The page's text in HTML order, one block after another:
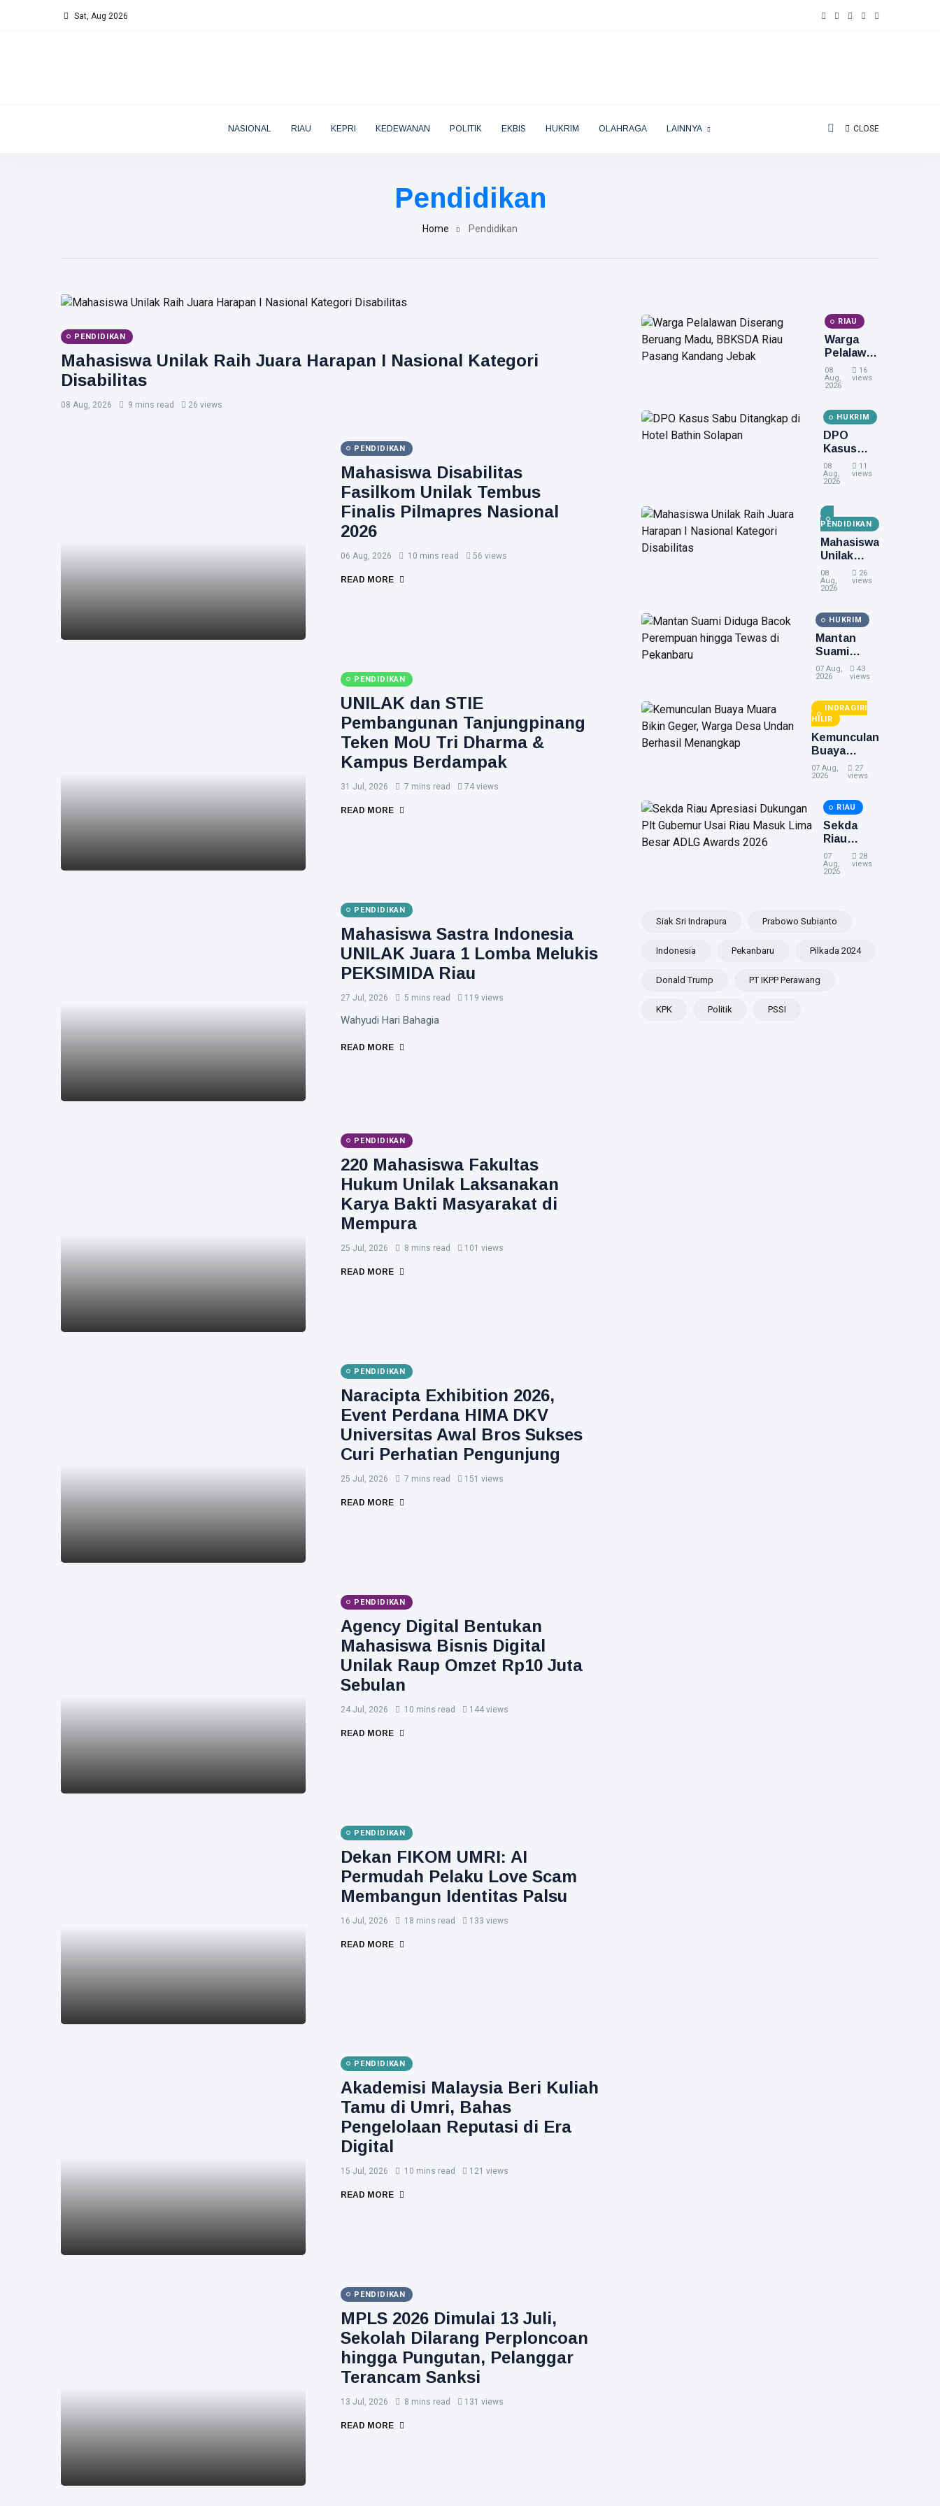
Sat, Aug 2026
NASIONAL RIAU KEPRI KEDEWANAN POLITIK EKBIS HUKRIM OLAHRAGA LAINNYA CLOSE
Pendidikan
Home Pendidikan
PENDIDIKAN
Mahasiswa Unilak Raih Juara Harapan I Nasional Kategori
Disabilitas
08 Aug, 2026 9 mins read 26 views
PENDIDIKAN
Mahasiswa Disabilitas
Fasilkom Unilak Tembus
Finalis Pilmapres Nasional
2026
06 Aug, 2026 10 mins read 56 views
READ MORE
PENDIDIKAN
UNILAK dan STIE
Pembangunan Tanjungpinang
Teken MoU Tri Dharma &
Kampus Berdampak
31 Jul, 2026 7 mins read 74 views
READ MORE
PENDIDIKAN
Mahasiswa Sastra Indonesia
UNILAK Juara 1 Lomba Melukis
PEKSIMIDA Riau
27 Jul, 2026 5 mins read 119 views
Wahyudi Hari Bahagia
READ MORE
PENDIDIKAN
220 Mahasiswa Fakultas
Hukum Unilak Laksanakan
Karya Bakti Masyarakat di
Mempura
25 Jul, 2026 8 mins read 101 views
READ MORE
PENDIDIKAN
Naracipta Exhibition 2026,
Event Perdana HIMA DKV
Universitas Awal Bros Sukses
Curi Perhatian Pengunjung
25 Jul, 2026 7 mins read 151 views
READ MORE
PENDIDIKAN
Agency Digital Bentukan
Mahasiswa Bisnis Digital
Unilak Raup Omzet Rp10 Juta
Sebulan
24 Jul, 2026 10 mins read 144 views
READ MORE
PENDIDIKAN
Dekan FIKOM UMRI: AI
Permudah Pelaku Love Scam
Membangun Identitas Palsu
16 Jul, 2026 18 mins read 133 views
READ MORE
PENDIDIKAN
Akademisi Malaysia Beri Kuliah
Tamu di Umri, Bahas
Pengelolaan Reputasi di Era
Digital
15 Jul, 2026 10 mins read 121 views
READ MORE
PENDIDIKAN
MPLS 2026 Dimulai 13 Juli,
Sekolah Dilarang Perploncoan
hingga Pungutan, Pelanggar
Terancam Sanksi
13 Jul, 2026 8 mins read 131 views
READ MORE
RIAU
Warga
Pelalawan
Diserang
Beruang
Riau
Pasang
Kandang
08
Aug,
2026
16
views
HUKRIM
DPO
Kasus
Sabu
Ditangkap
Solapan
08
Aug,
2026
11
views
PENDIDIKAN
Mahasiswa
Unilak
Raih Juara
Harapan I
Disabilitas
08
Aug,
2026
26
views
HUKRIM
Mantan
Suami
Diduga
Bacok
hingga
Tewas di
Pekanbaru
07 Aug,
2026
43
views
INDRAGIRI
HILIR
Kemunculan
Buaya
Muara Bikin
Geger,
Undan
Berhasil
Menangkap
07 Aug,
2026
27
views
RIAU
Sekda
Riau
Apresiasi
Dukungan
Masuk
Besar
07
Aug,
2026
28
views
Siak Sri Indrapura Prabowo Subianto
Indonesia Pekanbaru Pilkada 2024
Donald Trump PT IKPP Perawang
KPK Politik PSSI